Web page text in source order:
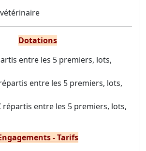
Dotations
entre les 5 premiers, lots,
entre les 5 premiers, lots,
répartis entre les 5 premiers, lots,
- Tarifs